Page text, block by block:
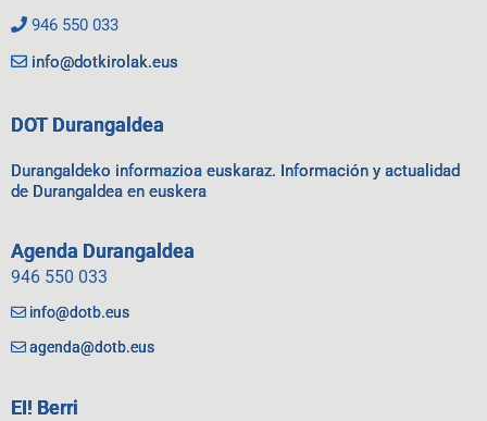
946 550 033
info@dotkirolak.eus
DOT Durangaldea
Durangaldeko informazioa euskaraz. Información y actualidad
de Durangaldea en euskera
Agenda Durangaldea
946 550 033
info@dotb.eus
agenda@dotb.eus
EI! Berri